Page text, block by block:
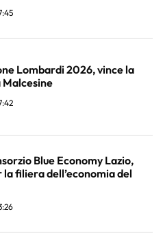
Lombardi 2026, vince la
Malcesine
Blue Economy Lazio,
filiera dell’economia del